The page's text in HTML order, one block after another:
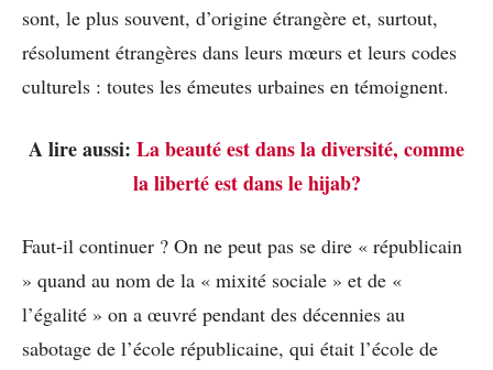
sont, le plus souvent, d’origine étrangère et, surtout,
résolument étrangères dans leurs mœurs et leurs codes
culturels : toutes les émeutes urbaines en témoignent.
A lire aussi: La beauté est dans la diversité, comme
la liberté est dans le hijab?
Faut-il continuer ? On ne peut pas se dire « républicain
» quand au nom de la « mixité sociale » et de «
l’égalité » on a œuvré pendant des décennies au
sabotage de l’école républicaine, qui était l’école de